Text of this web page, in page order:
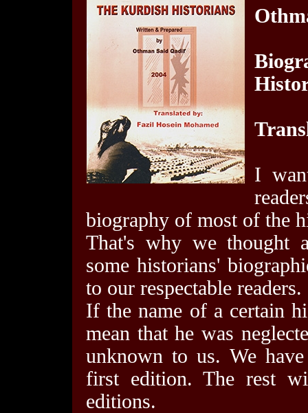
I
biography of most of the
That's why we thought
some historians'
to our respectable readers.
If the name of a certain
mean that he was
unknown to us. We
first edition. The rest
editions.